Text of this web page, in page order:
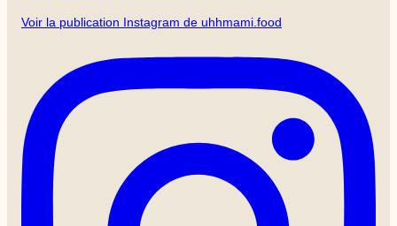
Voir la publication Instagram de uhhmami.food